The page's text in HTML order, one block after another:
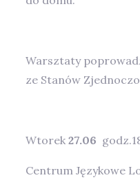
Warsztaty
ze Stanów
Wtorek27.06
Centrum Językowe